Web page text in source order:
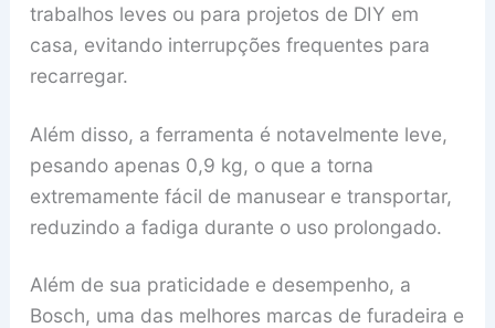
trabalhos leves ou para projetos de DIY em
casa, evitando interrupções frequentes para
recarregar.
Além disso, a ferramenta é notavelmente leve,
pesando apenas 0,9 kg, o que a torna
extremamente fácil de manusear e transportar,
reduzindo a fadiga durante o uso prolongado.
Além de sua praticidade e desempenho, a
Bosch, uma das melhores marcas de furadeira e